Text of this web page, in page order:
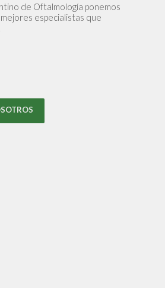
de Oftalmología ponemos
especialistas que